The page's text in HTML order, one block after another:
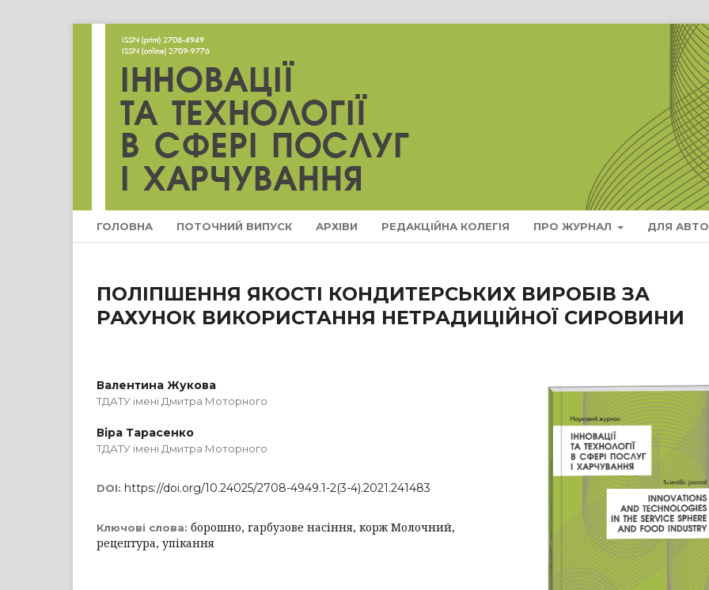
ГОЛОВНА ПОТОЧНИЙ ВИПУСК АРХІВИ РЕДАКЦІЙНА КОЛЕГІЯ ПРО ЖУРНАЛ ДЛЯ
ПОЛІПШЕННЯ ЯКОСТІ КОНДИТЕРСЬКИХ ВИРОБІВ ЗА
РАХУНОК ВИКОРИСТАННЯ НЕТРАДИЦІЙНОЇ СИРОВИНИ
Валентина Жукова
ТДАТУ імені Дмитра Моторного
Віра Тарасенко
ТДАТУ імені Дмитра Моторного
DOI: https://doi.org/10.24025/2708-4949.1-2(3-4).2021.241483
Ключові слова: борошно, гарбузове насіння, корж Молочний,
рецептура, упікання